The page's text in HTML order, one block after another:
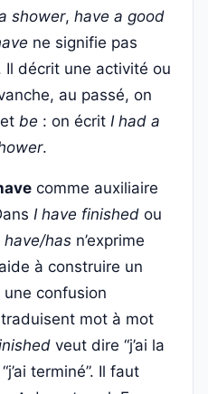
shower, have a good
ne signifie pas
Il décrit une activité ou
au passé, on
et be : on écrit I had a
.
comme auxiliaire
I have finished ou
have/has n’exprime
à construire un
une confusion
mot à mot
veut dire “j’ai la
terminé”. Il faut